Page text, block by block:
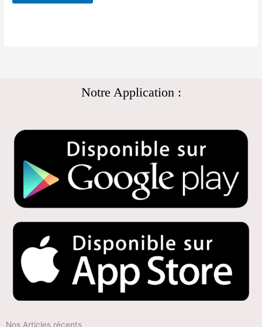
Notre Application :
Nos Articles récents